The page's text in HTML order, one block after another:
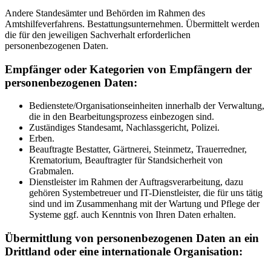
Andere Standesämter und Behörden im Rahmen des
Amtshilfeverfahrens. Bestattungsunternehmen. Übermittelt werden
die für den jeweiligen Sachverhalt erforderlichen
personenbezogenen Daten.
Empfänger oder Kategorien von Empfängern der
personenbezogenen Daten:
Bedienstete/Organisationseinheiten innerhalb der Verwaltung,
die in den Bearbeitungsprozess einbezogen sind.
Zuständiges Standesamt, Nachlassgericht, Polizei.
Erben.
Beauftragte Bestatter, Gärtnerei, Steinmetz, Trauerredner,
Krematorium, Beauftragter für Standsicherheit von
Grabmalen.
Dienstleister im Rahmen der Auftragsverarbeitung, dazu
gehören Systembetreuer und IT-Dienstleister, die für uns tätig
sind und im Zusammenhang mit der Wartung und Pflege der
Systeme ggf. auch Kenntnis von Ihren Daten erhalten.
Übermittlung von personenbezogenen Daten an ein
Drittland oder eine internationale Organisation: